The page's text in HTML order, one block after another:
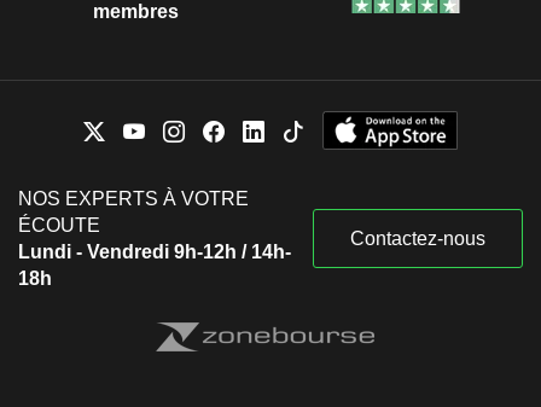
membres
NOS EXPERTS À VOTRE
ÉCOUTE
Lundi - Vendredi 9h-12h / 14h-
18h
Contactez-nous